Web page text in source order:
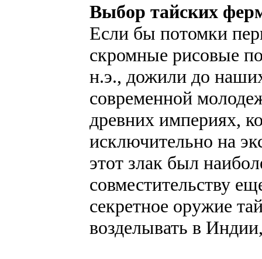
Выбор тайских
Если бы потомки
скромные рисовые
н.э., дожили до
современной
древних империях,
исключительно на
этот злак был
совместительству
секретное оружие
возделывать в